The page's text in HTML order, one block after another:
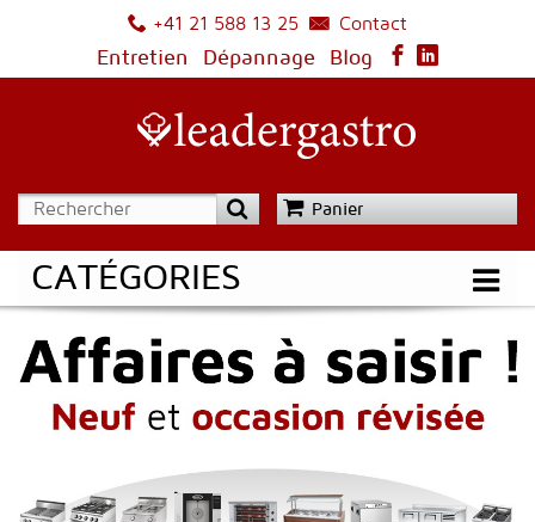
+41 21 588 13 25
Contact
Entretien
Dépannage Blog
Panier
CATÉGORIES